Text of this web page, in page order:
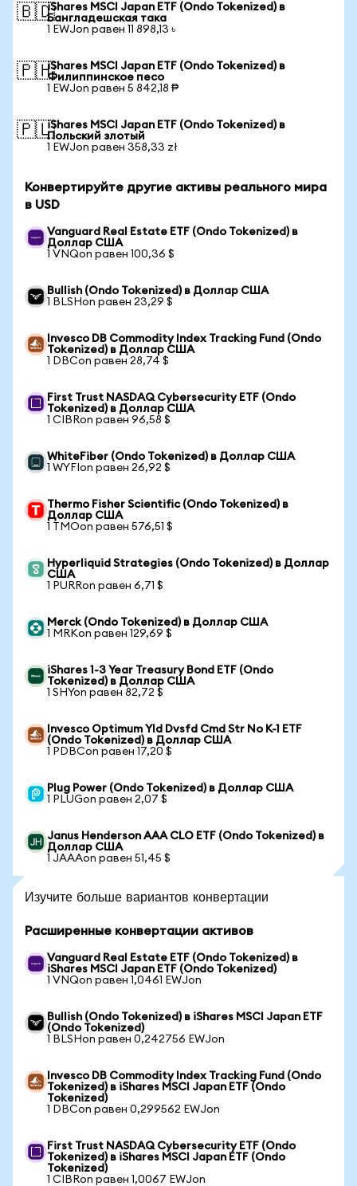
🇧🇩iShares MSCI Japan ETF (Ondo Tokenized) в
Бангладешская така
1 EWJon равен 11 898,13 ৳
🇵🇭iShares MSCI Japan ETF (Ondo Tokenized) в
Филиппинское песо
1 EWJon равен 5 842,18 ₱
🇵🇱iShares MSCI Japan ETF (Ondo Tokenized) в
Польский злотый
1 EWJon равен 358,33 zł
Конвертируйте другие активы реального мира
в USD
Vanguard Real Estate ETF (Ondo Tokenized) в
Доллар США
1 VNQon равен 100,36 $
Bullish (Ondo Tokenized) в Доллар США
1 BLSHon равен 23,29 $
Invesco DB Commodity Index Tracking Fund (Ondo
Tokenized) в Доллар США
1 DBCon равен 28,74 $
First Trust NASDAQ Cybersecurity ETF (Ondo
Tokenized) в Доллар США
1 CIBRon равен 96,58 $
WhiteFiber (Ondo Tokenized) в Доллар США
1 WYFIon равен 26,92 $
Thermo Fisher Scientific (Ondo Tokenized) в
Доллар США
1 TMOon равен 576,51 $
Hyperliquid Strategies (Ondo Tokenized) в Доллар
США
1 PURRon равен 6,71 $
Merck (Ondo Tokenized) в Доллар США
1 MRKon равен 129,69 $
iShares 1-3 Year Treasury Bond ETF (Ondo
Tokenized) в Доллар США
1 SHYon равен 82,72 $
Invesco Optimum Yld Dvsfd Cmd Str No K-1 ETF
(Ondo Tokenized) в Доллар США
1 PDBCon равен 17,20 $
Plug Power (Ondo Tokenized) в Доллар США
1 PLUGon равен 2,07 $
Janus Henderson AAA CLO ETF (Ondo Tokenized) в
Доллар США
1 JAAAon равен 51,45 $
Изучите больше вариантов конвертации
Расширенные конвертации активов
Vanguard Real Estate ETF (Ondo Tokenized) в
iShares MSCI Japan ETF (Ondo Tokenized)
1 VNQon равен 1,0461 EWJon
Bullish (Ondo Tokenized) в iShares MSCI Japan ETF
(Ondo Tokenized)
1 BLSHon равен 0,242756 EWJon
Invesco DB Commodity Index Tracking Fund (Ondo
Tokenized) в iShares MSCI Japan ETF (Ondo
Tokenized)
1 DBCon равен 0,299562 EWJon
First Trust NASDAQ Cybersecurity ETF (Ondo
Tokenized) в iShares MSCI Japan ETF (Ondo
Tokenized)
1 CIBRon равен 1,0067 EWJon